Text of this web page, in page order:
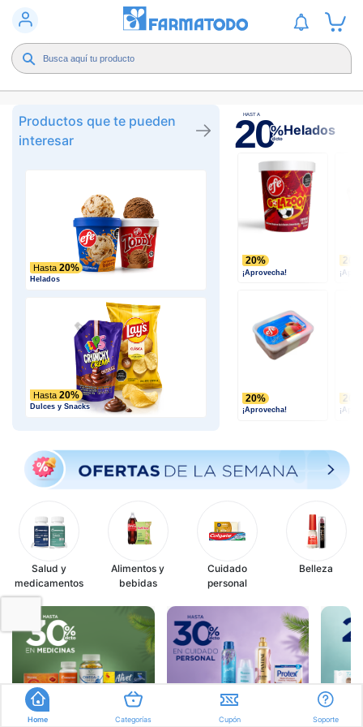
Productos que te pueden
interesar
Hasta 20%
Helados
Hasta 20%
Dulces y Snacks
HASTA
20%
dcto
Helados
20%
¡Aprovecha!
20%
20%
¡Aprovecha!
20%
Salud y
medicamentos
Alimentos y
bebidas
Cuidado
personal
Belleza
Home Categorías Cupón Soporte